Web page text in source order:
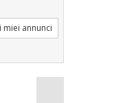
miei annunci